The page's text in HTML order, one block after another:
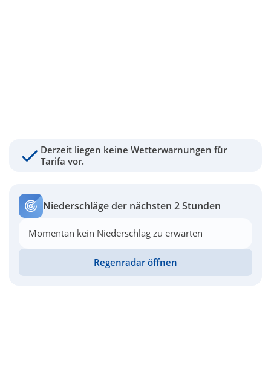
Derzeit liegen keine Wetterwarnungen für
Tarifa vor.
Niederschläge der nächsten 2 Stunden
Momentan kein Niederschlag zu erwarten
Regenradar öffnen